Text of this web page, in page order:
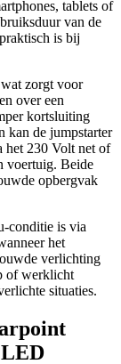
tablets of
van de
is bij
zorgt voor
over een
kortsluiting
kan de jumpstarter
het 230 Volt net of
voertuig. Beide
opbergvak
conditie is via
het
verlichting
of werklicht
situaties.